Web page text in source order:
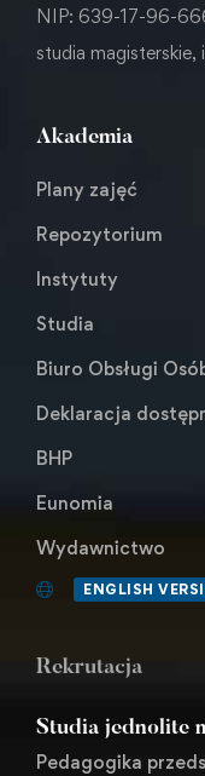
NIP: 639-17-96-
studia magisterskie,
Akademia
Plany zajęć
Repozytorium
Instytuty
Studia
Biuro Obsługi
Deklaracja
BHP
Eunomia
Wydawnictwo
ENGLISH
Rekrutacja
Studia jednolite
Pedagogika